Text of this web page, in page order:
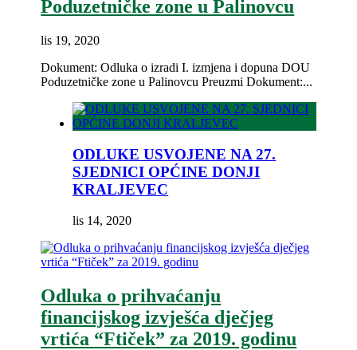
Poduzetničke zone u Palinovcu
lis 19, 2020
Dokument: Odluka o izradi I. izmjena i dopuna DOU
Poduzetničke zone u Palinovcu Preuzmi Dokument:...
ODLUKE USVOJENE NA 27.
SJEDNICI OPĆINE DONJI
KRALJEVEC
lis 14, 2020
Odluka o prihvaćanju
financijskog izvješća dječjeg
vrtića “Ftiček” za 2019. godinu